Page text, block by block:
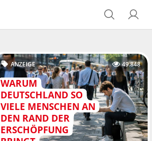
WARUM
DEUTSCHLAND SO
VIELE MENSCHEN AN
DEN RAND DER
ERSCHÖPFUNG
ANZEIGE 49.848